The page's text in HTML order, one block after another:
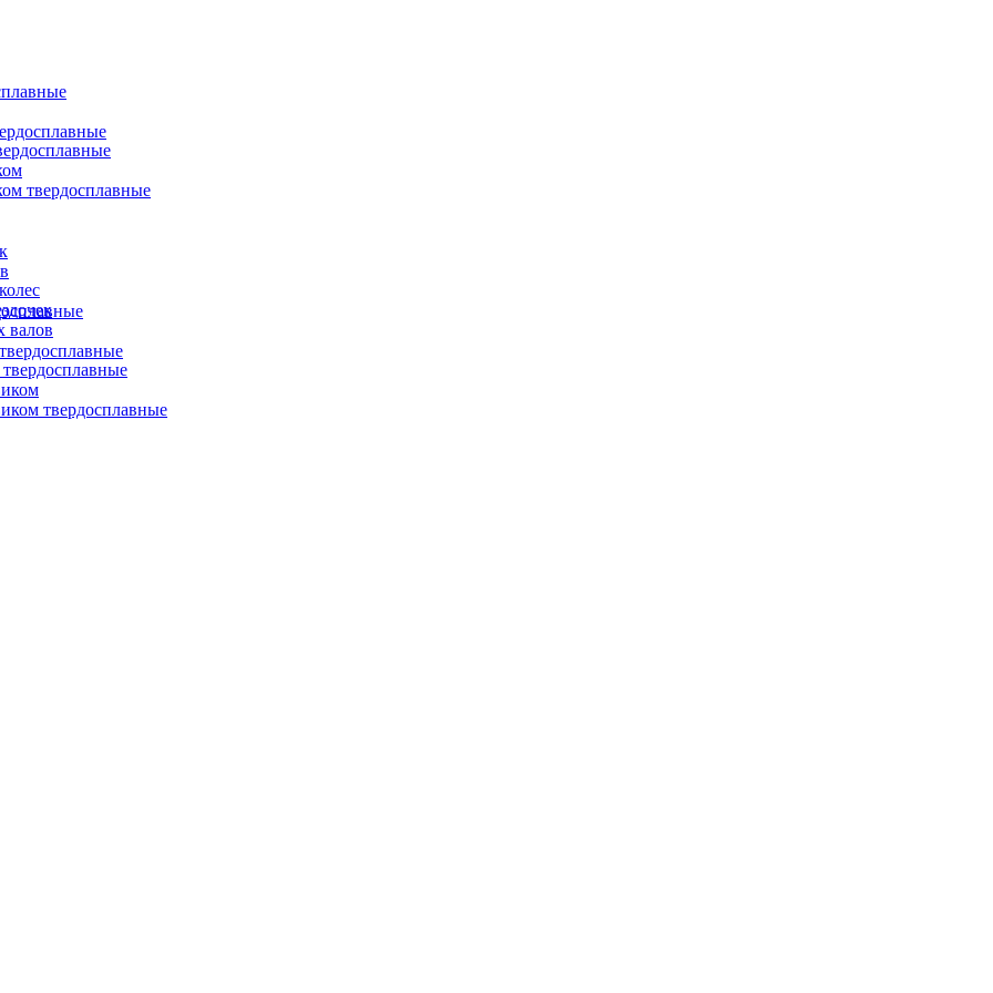
твердосплавные
валов
твердосплавные